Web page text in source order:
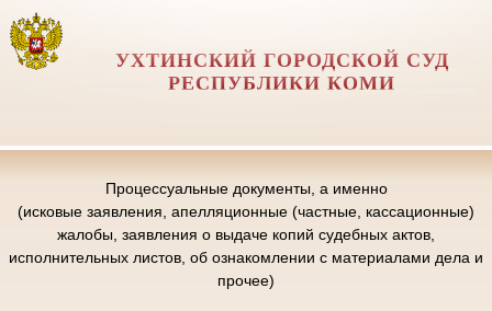
УХТИНСКИЙ ГОРОДСКОЙ СУД
РЕСПУБЛИКИ КОМИ
Процессуальные документы, а именно
(исковые заявления, апелляционные (частные, кассационные)
жалобы, заявления о выдаче копий судебных актов,
исполнительных листов, об ознакомлении с материалами дела и
прочее)